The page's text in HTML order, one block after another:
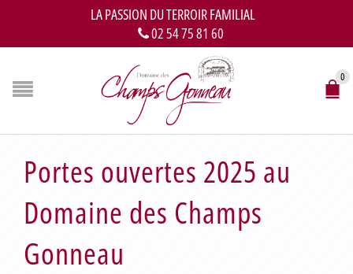
LA PASSION DU TERROIR FAMILIAL
02 54 75 81 60
0
Portes ouvertes 2025 au
Domaine des Champs
Gonneau